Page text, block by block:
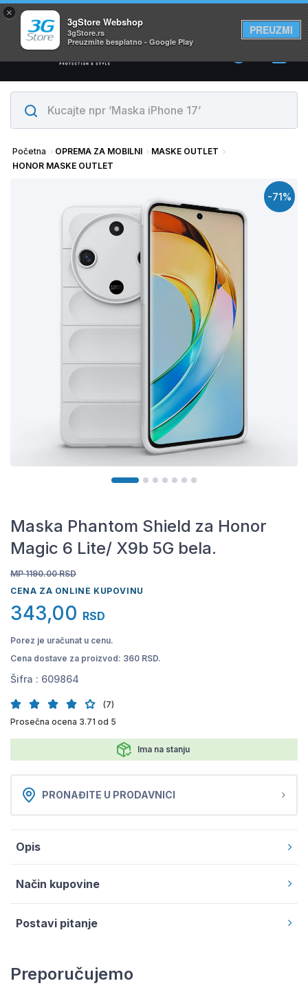
×
3gStore Webshop
3gStore.rs
Preuzmite besplatno - Google Play
PREUZMI
Svi proizvodi su na lageru. Slanje istog dana!
0
Početna OPREMA ZA MOBILNI
MASKE OUTLET
HONOR MASKE OUTLET
-71%
Maska Phantom Shield za Honor
Magic 6 Lite/ X9b 5G bela.
MP 1190.00 RSD
CENA ZA ONLINE KUPOVINU
343,00 RSD
Porez je uračunat u cenu.
Cena dostave za proizvod: 360 RSD.
Šifra : 609864
(7)
Prosečna ocena 3.71 od 5
Ima na stanju
PRONAĐITE U PRODAVNICI
Opis
Način kupovine
Postavi pitanje
Preporučujemo